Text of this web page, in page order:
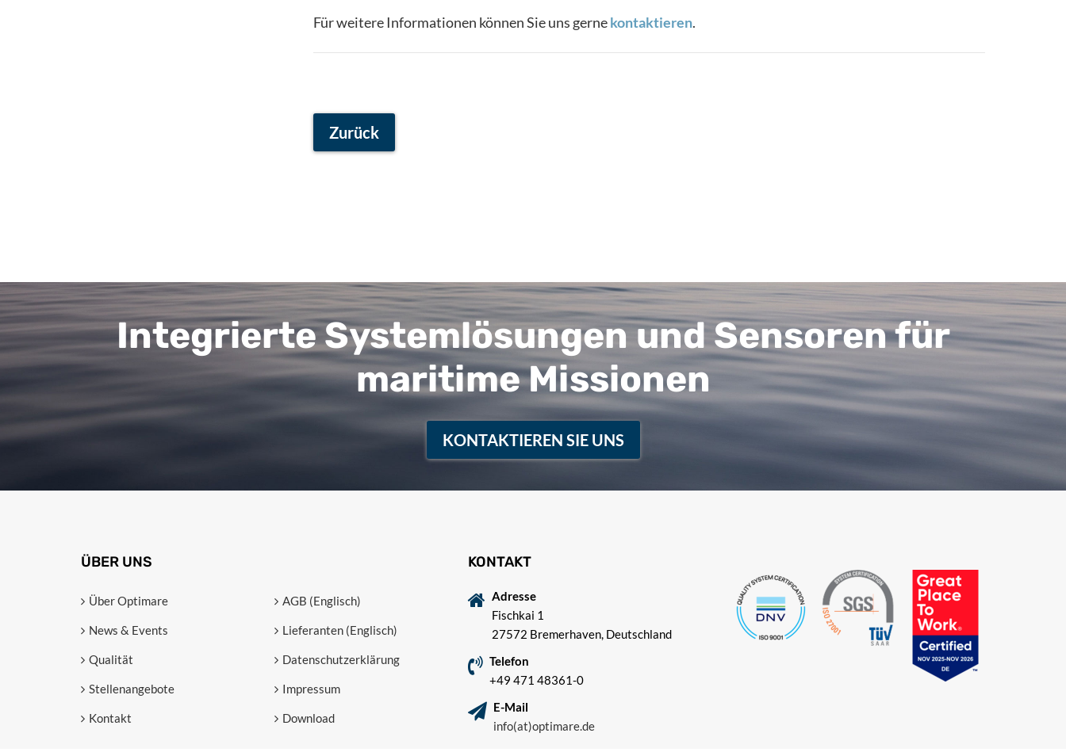
Für weitere Informationen können Sie uns gernekontaktieren.
Zurück
Integrierte Systemlösungen und Sensoren für
maritime Missionen
KONTAKTIEREN SIE UNS
ÜBER UNS
Über Optimare
News & Events
Qualität
Stellenangebote
Kontakt
AGB (Englisch)
Lieferanten (Englisch)
Datenschutzerklärung
Impressum
Download
KONTAKT
Adresse
Fischkai 1
27572 Bremerhaven, Deutschland
Telefon
+49 471 48361-0
E-Mail
info(at)optimare.de